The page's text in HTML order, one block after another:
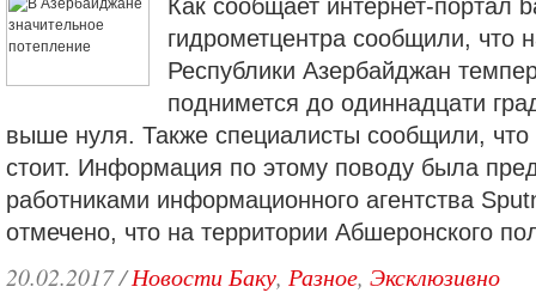
Как сообщает интернет-портал
гидрометцентра сообщили, что
Республики Азербайджан
поднимется до одиннадцати
выше нуля. Также специалисты сообщили, что
стоит. Информация по этому поводу была
работниками информационного агентства
отмечено, что на территории Абшеронского
20.02.2017/Новости Баку, Разное, Эксклюзивно